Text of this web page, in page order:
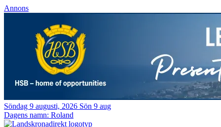
Annons
Söndag 9 augusti, 2026 Sön 9 aug
Dagens namn: Roland